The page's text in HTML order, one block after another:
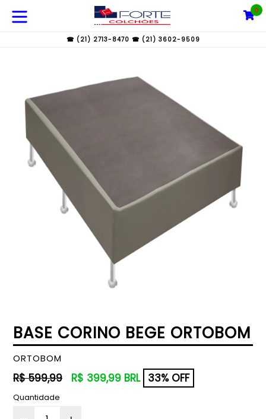
para
0
☎ (21) 2713-8470 ☎ (21) 3602-9509
BASE CORINO BEGE ORTOBOM
ORTOBOM
Preço
normal
R$ 599,99 R$ 399,99 BRL 33% OFF
Quantidade